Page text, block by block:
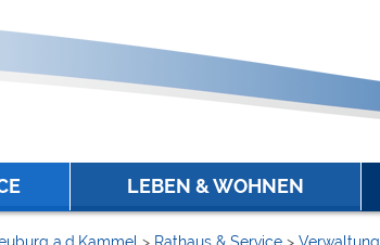
LEBEN & WOHNEN
a.d.Kammel > Rathaus & Service > Verwaltung